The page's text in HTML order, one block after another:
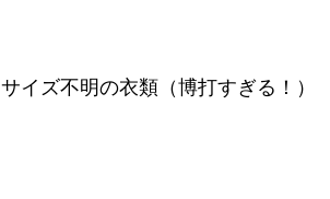
サイズ不明の衣類（博打すぎる！）